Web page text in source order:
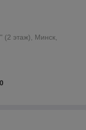
(2 этаж), Минск,